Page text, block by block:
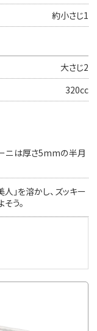
約小さじ1
大さじ2
320cc
ニは厚さ5mmの半月
」を溶かし、ズッキー
う。